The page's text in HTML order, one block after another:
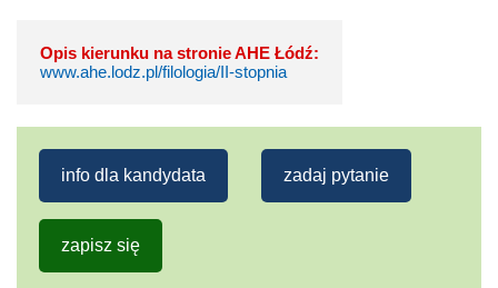
Opis kierunku na stronie AHE Łódź:
www.ahe.lodz.pl/filologia/II-stopnia
info dla kandydata zadaj pytanie
zapisz się